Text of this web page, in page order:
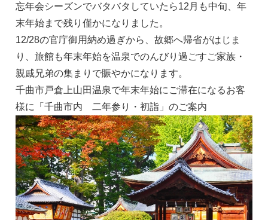
忘年会シーズンでバタバタしていたら12月も中旬、年
末年始まで残り僅かになりました。
12/28の官庁御用納め過ぎから、故郷へ帰省がはじま
り、旅館も年末年始を温泉でのんびり過ごすご家族・
親戚兄弟の集まりで賑やかになります。
千曲市戸倉上山田温泉で年末年始にご滞在になるお客
様に「千曲市内 二年参り・初詣」のご案内